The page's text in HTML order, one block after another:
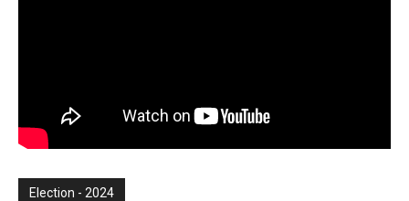
Election - 2024